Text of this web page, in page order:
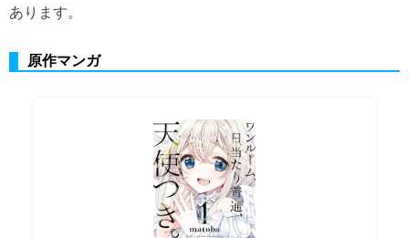
あります。
原作マンガ